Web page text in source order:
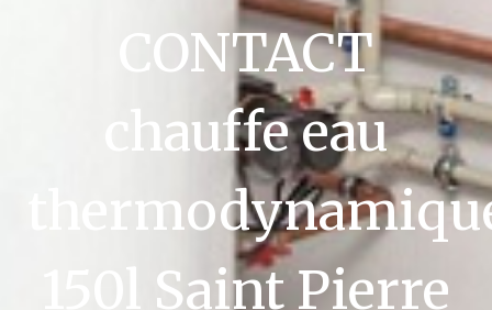
CONTACT
chauffe eau
150l Saint Pierre